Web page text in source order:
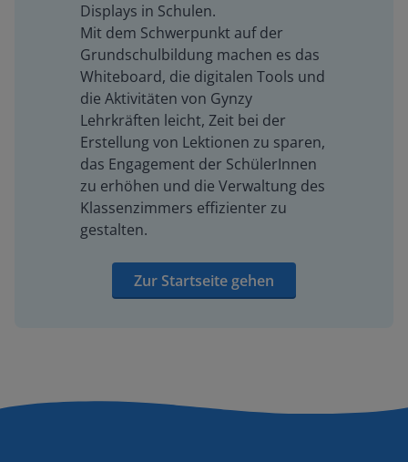
Displays in Schulen.
Mit dem Schwerpunkt auf der
Grundschulbildung machen es das
Whiteboard, die digitalen Tools und
die Aktivitäten von Gynzy
Lehrkräften leicht, Zeit bei der
Erstellung von Lektionen zu sparen,
das Engagement der SchülerInnen
zu erhöhen und die Verwaltung des
Klassenzimmers effizienter zu
gestalten.
Zur Startseite gehen